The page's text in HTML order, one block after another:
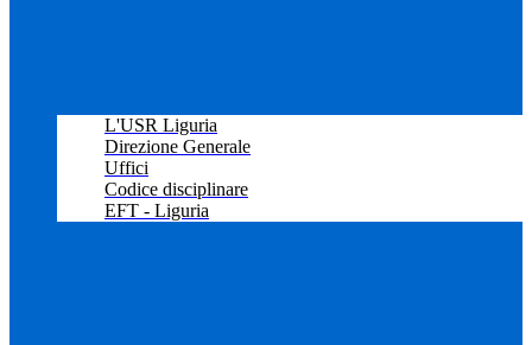
L'USR Liguria
Direzione Generale
Uffici
Codice disciplinare
EFT - Liguria